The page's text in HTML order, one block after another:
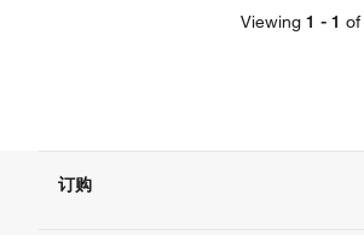
Viewing 1 - 1 of
订购